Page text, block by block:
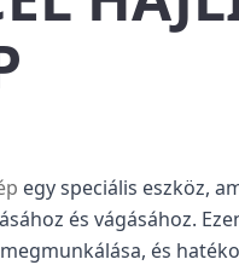
egy speciális eszköz,
és vágásához.
és